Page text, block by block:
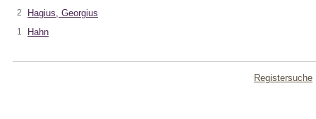
2 Hagius, Georgius
1 Hahn
Registersuche